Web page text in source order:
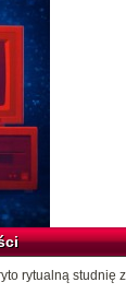
rytualną studnię